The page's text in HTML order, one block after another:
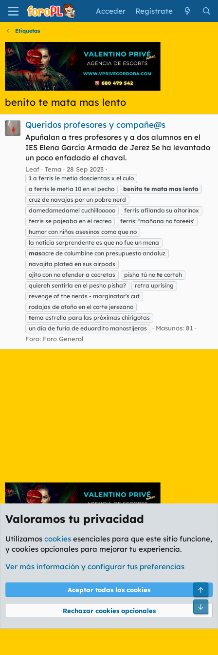
Acceder Regístrate
Etiquetas
benito te mata mas lento
Queridos profesores y compañe@s
Apuñalan a tres profesores y a dos alumnos en el
IES Elena García Armada de Jerez Se ha levantado
un poco enfadado el chaval.
Leaf Tema 28 Sep 2023
1 a ferris le metia doscientas x el culo
a ferris le metía 10 en el pecho
benito te mata mas lento
cruz de navajas por un pobre nerd
damedamedamel cuchillooooo
ferris afilando su aitorinox
ferris se pajeaba en el recreo
ferris: ''mañana no foreeis'
humor con niños asesinos como que no
la noticia sorprendente es que no fue un mena
masacre de columbine con presupuesto andaluz
navajita plateá en sus airpods
ojito con no ofender a cocretas
pisha tú no te corteh
quiereh sentirla en el pesho pisha?
retra uprising
revenge of the nerds - marginator's cut
rodajas de otoño en el corte jerezano
tema estrella para las próximas chirigotas
un día de furia de eduardito manostijeras
Masunos: 81
Foro: Foro General
Etiquetas
Cookies
PL OLDSTYLE AMARILLO
Términos y reglas Política de privacidad Ayuda
Community platform by XenForo® © 2010-2026 XenForo Ltd.
Valoramos tu privacidad
Utilizamos cookies esenciales para que este sitio funcione,
y cookies opcionales para mejorar tu experiencia.
Ver más información y configurar tus preferencias
Aceptar todas las cookies
Rechazar cookies opcionales
Pie